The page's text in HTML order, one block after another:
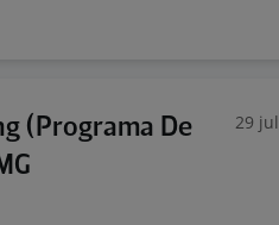
(Programa De
29 jul